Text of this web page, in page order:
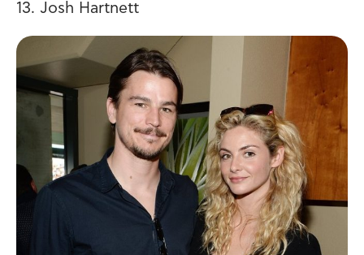
13. Josh Hartnett